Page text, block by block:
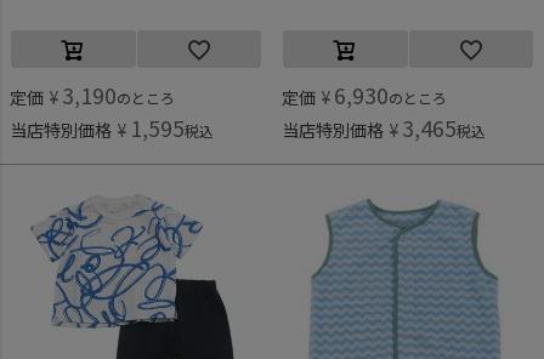
定価 ¥ 3,190のところ
当店特別価格 ¥ 1,595税込
定価 ¥ 6,930のところ
当店特別価格 ¥ 3,465税込